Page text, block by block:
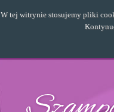
W tej witrynie stosujemy pliki